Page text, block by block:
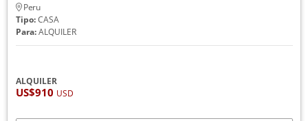
Peru
Tipo:CASA
Para:ALQUILER
ALQUILER
US$910 USD